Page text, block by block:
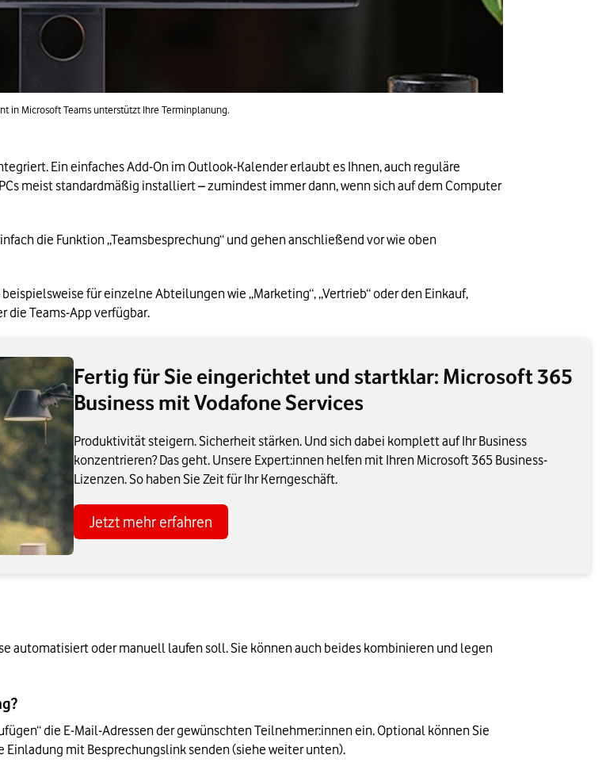
in Microsoft Teams unterstützt Ihre Terminplanung.
Ein einfaches Add-On im Outlook-Kalender erlaubt es Ihnen, auch reguläre
meist standardmäßig installiert – zumindest immer dann, wenn sich auf dem Computer
die Funktion „Teamsbesprechung“ und gehen anschließend vor wie oben
beispielsweise für einzelne Abteilungen wie „Marketing“, „Vertrieb“ oder den Einkauf,
die Teams-App verfügbar.
Fertig für Sie eingerichtet und startklar: Microsoft 365
Business mit Vodafone Services
Produktivität steigern. Sicherheit stärken. Und sich dabei komplett auf Ihr Business
konzentrieren? Das geht. Unsere Expert:innen helfen mit Ihren Microsoft 365 Business-
Lizenzen. So haben Sie Zeit für Ihr Kerngeschäft.
Jetzt mehr erfahren
automatisiert oder manuell laufen soll. Sie können auch beides kombinieren und legen
die E-Mail-Adressen der gewünschten Teilnehmer:innen ein. Optional können Sie
mit Besprechungslink senden (siehe weiter unten).